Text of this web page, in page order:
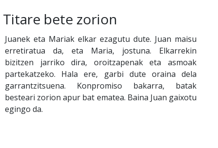
Titare bete zorion
Juanek eta Mariak elkar ezagutu dute. Juan maisu
erretiratua da, eta Maria, jostuna. Elkarrekin
bizitzen jarriko dira, oroitzapenak eta asmoak
partekatzeko. Hala ere, garbi dute oraina dela
garrantzitsuena. Konpromiso bakarra, batak
besteari zorion apur bat ematea. Baina Juan gaixotu
egingo da.